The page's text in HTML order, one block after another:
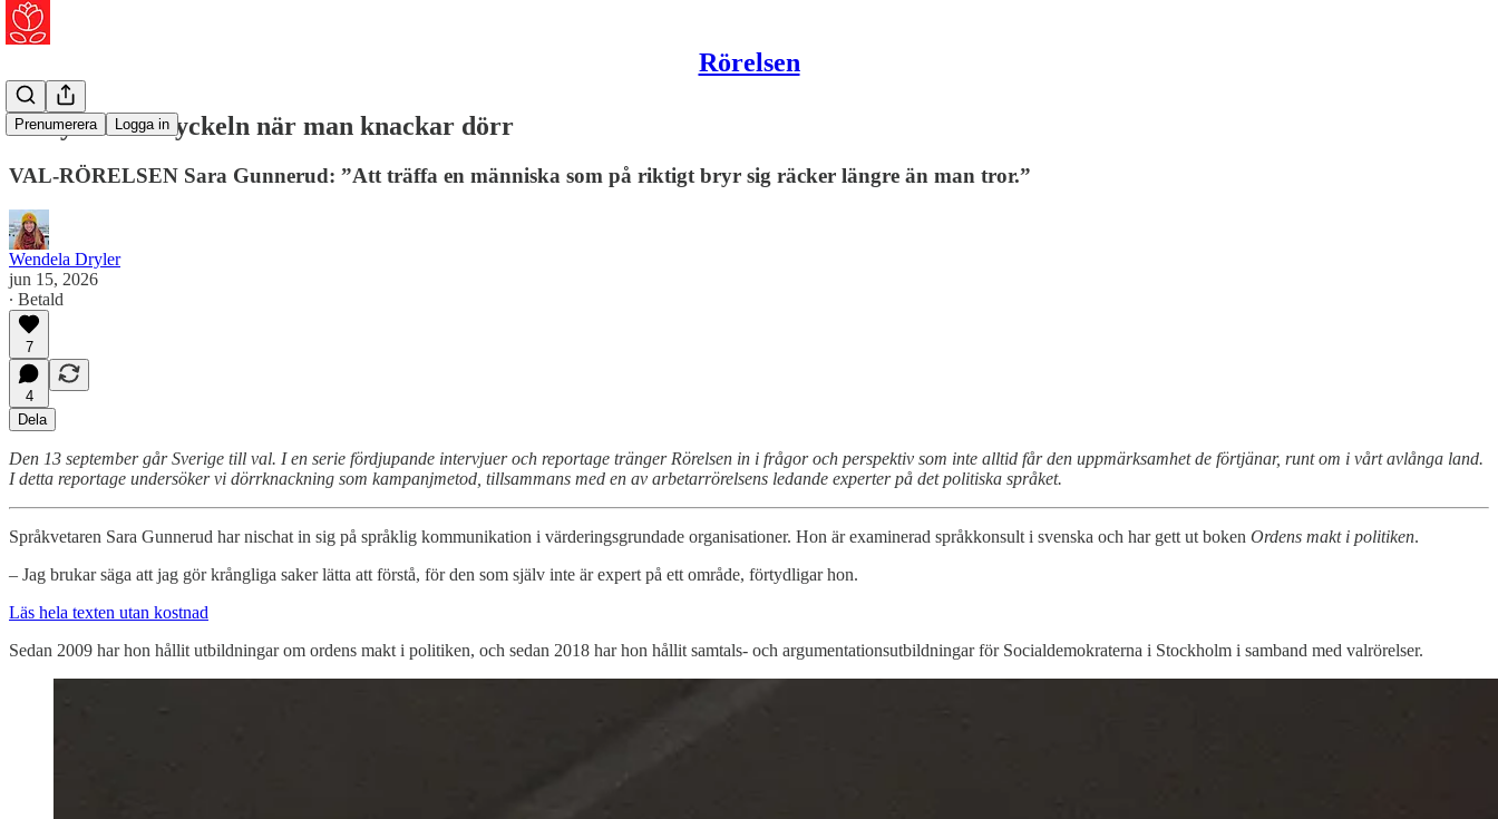
Rörelsen
Prenumerera Logga in
Att lyssna är nyckeln när man knackar dörr
VAL-RÖRELSEN Sara Gunnerud: ”Att träffa en människa som på riktigt bryr sig räcker längre än man tror.”
Wendela Dryler
jun 15, 2026
∙ Betald
7
4
Dela
Den 13 september går Sverige till val. I en serie fördjupande intervjuer och reportage tränger Rörelsen in i frågor och perspektiv som inte alltid får den uppmärksamhet de förtjänar, runt om i vårt avlånga land.
I detta reportage undersöker vi dörrknackning som kampanjmetod, tillsammans med en av arbetarrörelsens ledande experter på det politiska språket.
Språkvetaren Sara Gunnerud har nischat in sig på språklig kommunikation i värderingsgrundade organisationer. Hon är examinerad språkkonsult i svenska och har gett ut boken Ordens makt i politiken.
– Jag brukar säga att jag gör krångliga saker lätta att förstå, för den som själv inte är expert på ett område, förtydligar hon.
Läs hela texten utan kostnad
Sedan 2009 har hon hållit utbildningar om ordens makt i politiken, och sedan 2018 har hon hållit samtals- och argumentationsutbildningar för Socialdemokraterna i Stockholm i samband med valrörelser.